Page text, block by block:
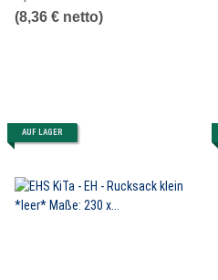
(8,36 € netto)
AUF LAGER